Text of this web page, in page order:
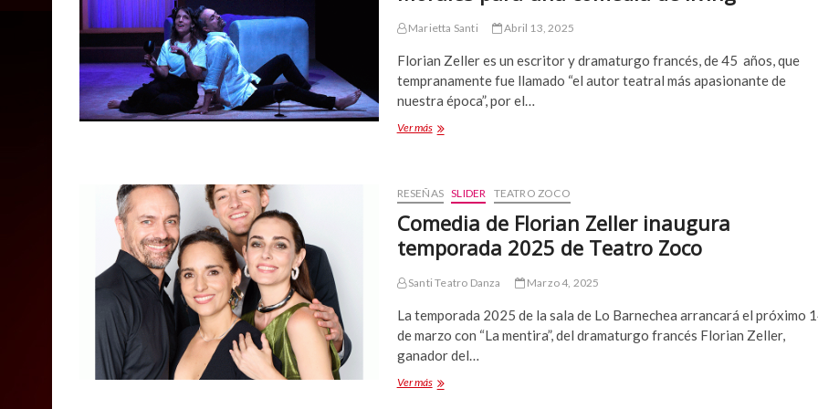
“LA
Marietta Santi Abril 13, 2025
Florian Zeller es un escritor y dramaturgo francés, de 45 años, que
tempranamente fue llamado “el autor teatral más apasionante de
nuestra época”, por el…
Ver más“La
de
Morales
para
una
de
RESEÑAS SLIDER TEATRO ZOCO
Comedia de Florian Zeller inaugura
temporada 2025 de Teatro Zoco
Santi Teatro Danza Marzo 4, 2025
La temporada 2025 de la sala de Lo Barnechea arrancará el próximo
de marzo con “La mentira”, del dramaturgo francés Florian Zeller,
ganador del…
Ver másComedia